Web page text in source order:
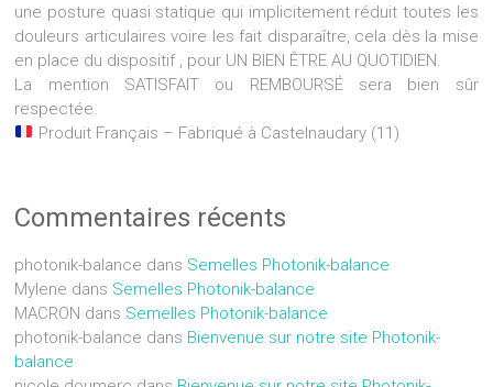
une posture quasi statique qui implicitement réduit toutes les
douleurs articulaires voire les fait disparaître, cela dès la mise
en place du dispositif , pour UN BIEN ÊTRE AU QUOTIDIEN.
La mention SATISFAIT ou REMBOURSÉ sera bien sûr
respectée.
Produit Français – Fabriqué à Castelnaudary (11)
Commentaires récents
photonik-balance dans Semelles Photonik-balance
Mylene dans Semelles Photonik-balance
MACRON dans Semelles Photonik-balance
photonik-balance dans Bienvenue sur notre site Photonik-
balance